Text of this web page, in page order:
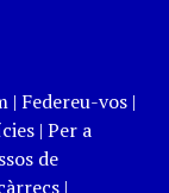
| Federeu-vos|
| Per a
de
|